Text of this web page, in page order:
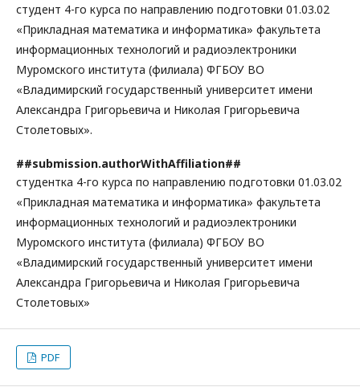
студент 4-го курса по направлению подготовки 01.03.02
«Прикладная математика и информатика» факультета
информационных технологий и радиоэлектроники
Муромского института (филиала) ФГБОУ ВО
«Владимирский государственный университет имени
Александра Григорьевича и Николая Григорьевича
Столетовых».
##submission.authorWithAffiliation##
студентка 4-го курса по направлению подготовки 01.03.02
«Прикладная математика и информатика» факультета
информационных технологий и радиоэлектроники
Муромского института (филиала) ФГБОУ ВО
«Владимирский государственный университет имени
Александра Григорьевича и Николая Григорьевича
Столетовых»
PDF